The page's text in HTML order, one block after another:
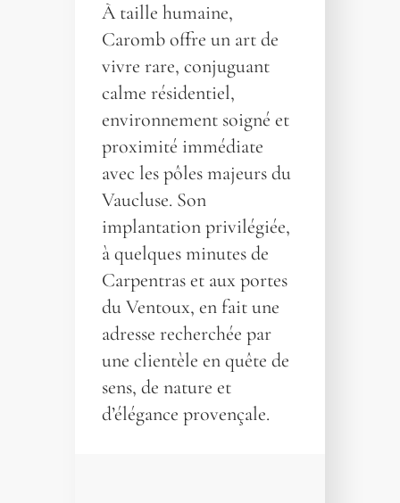
À taille humaine,
Caromb offre un art de
vivre rare, conjuguant
calme résidentiel,
environnement soigné et
proximité immédiate
avec les pôles majeurs du
Vaucluse. Son
implantation privilégiée,
à quelques minutes de
Carpentras et aux portes
du Ventoux, en fait une
adresse recherchée par
une clientèle en quête de
sens, de nature et
d’élégance provençale.